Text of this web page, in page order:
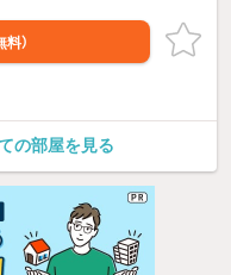
料）
の部屋を見る